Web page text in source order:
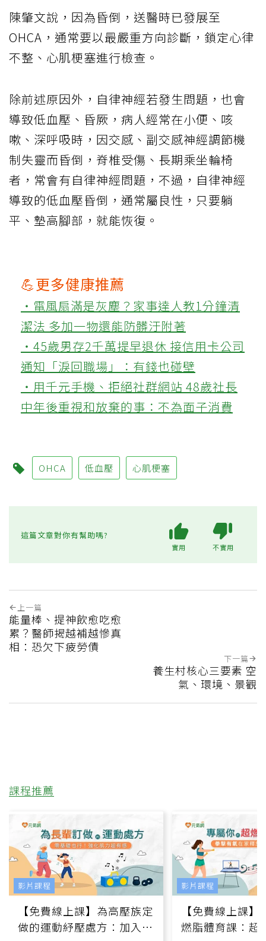
陳肇文說，因為昏倒，送醫時已發展至
OHCA，通常要以最嚴重方向診斷，鎖定心律
不整、心肌梗塞進行檢查。
除前述原因外，自律神經若發生問題，也會
導致低血壓、昏厥，病人經常在小便、咳
嗽、深呼吸時，因交感、副交感神經調節機
制失靈而昏倒，脊椎受傷、長期乘坐輪椅
者，常會有自律神經問題，不過，自律神經
導致的低血壓昏倒，通常屬良性，只要躺
平、墊高腳部，就能恢復。
💪更多健康推薦
‧電風扇滿是灰塵？家事達人教1分鐘清
潔法 多加一物還能防髒汙附著
‧45歲男存2千萬提早退休 接信用卡公司
通知「淚回職場」：有錢也碰壁
‧用千元手機、拒絕社群網站 48歲社長
中年後重視和放棄的事：不為面子消費
OHCA 低血壓 心肌梗塞
這篇文章對你有幫助嗎?
實用 不實用
上一篇
能量棒、提神飲愈吃愈
累？醫師揭越補越慘真
相：恐欠下疲勞債
下一篇
養生村核心三要素 空
氣、環境、景觀
課程推薦
【免費線上課】為高壓族定
做的運動紓壓處方：加入行
影片課程
【免費線上課
燃脂體育課：超
影片課程